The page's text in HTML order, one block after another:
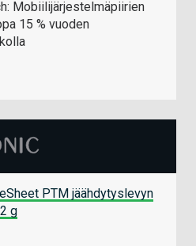
Mobiilijärjestelmäpiirien
15 % vuoden
PTM jäähdytyslevyn
g